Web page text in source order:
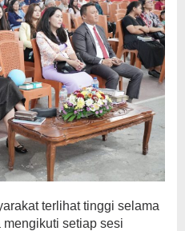
terlihat tinggi selama
setiap sesi